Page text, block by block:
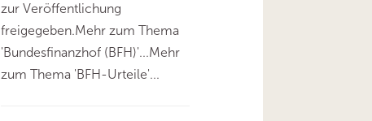
zur Veröffentlichung
freigegeben.Mehr zum Thema
'Bundesfinanzhof (BFH)'...Mehr
zum Thema 'BFH-Urteile'...